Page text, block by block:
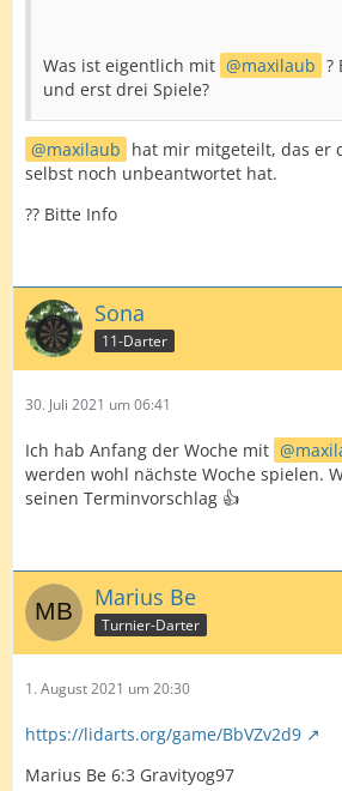
Was ist eigentlich mit maxilaub ?
und erst drei Spiele?
maxilaub hat mir mitgeteilt, das er
selbst noch unbeantwortet hat.
?? Bitte Info
Sona
11-Darter
30. Juli 2021 um 06:41
Ich hab Anfang der Woche mit
werden wohl nächste Woche spielen.
seinen Terminvorschlag 👍
Marius Be
Turnier-Darter
1. August 2021 um 20:30
https://lidarts.org/game/BbVZv2d9
Marius Be 6:3 Gravityog97